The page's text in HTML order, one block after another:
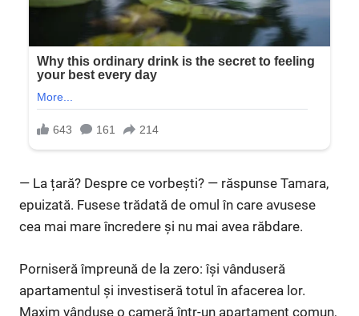
— La țară? Despre ce vorbești? — răspunse Tamara,
epuizată. Fusese trădată de omul în care avusese
cea mai mare încredere și nu mai avea răbdare.
Porniseră împreună de la zero: își vânduseră
apartamentul și investiseră totul în afacerea lor.
Maxim vânduse o cameră într-un apartament comun,